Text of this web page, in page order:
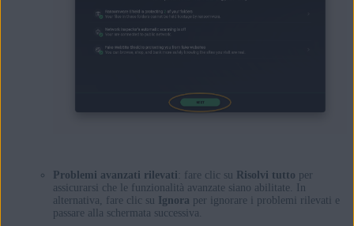
Problemi avanzati rilevati : fare clic su Risolvi tutto per
assicurarsi che le funzionalità avanzate siano abilitate. In
alternativa, fare clic su Ignora per ignorare i problemi rilevati e
passare alla schermata successiva.